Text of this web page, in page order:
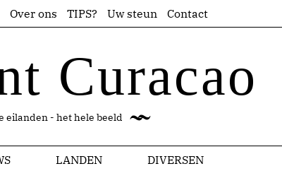
Over ons TIPS? Uw steun Contact
Curacao
eilanden - het hele beeld
LANDEN DIVERSEN